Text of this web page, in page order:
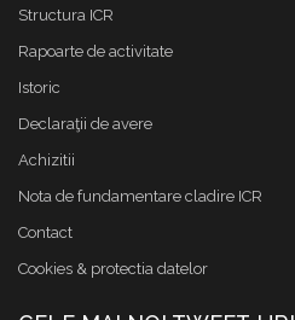
Structura ICR
Rapoarte de activitate
Istoric
Declaraţii de avere
Achizitii
Nota de fundamentare cladire ICR
Contact
Cookies & protectia datelor